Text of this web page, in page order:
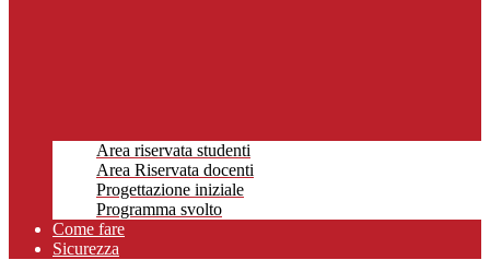
Area riservata studenti
Area Riservata docenti
Progettazione iniziale
Programma svolto
Come fare
Sicurezza